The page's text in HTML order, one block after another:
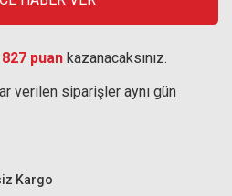
827 puan kazanacaksınız.
verilen siparişler aynı gün
Kargo